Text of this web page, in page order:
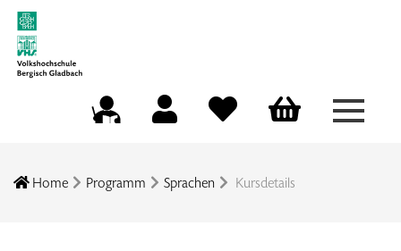
Menü
Home Programm Sprachen Kursdetails